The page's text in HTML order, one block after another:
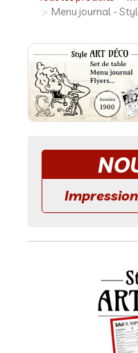
Menu journal -